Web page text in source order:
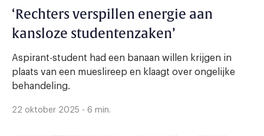
‘Rechters verspillen energie aan
kansloze studentenzaken’
Aspirant-student had een banaan willen krijgen in
plaats van een mueslireep en klaagt over ongelijke
behandeling.
22 oktober 2025 - 6 min.